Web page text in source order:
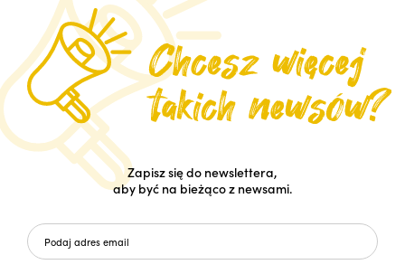
Zapisz się do newslettera,
aby być na bieżąco z newsami.